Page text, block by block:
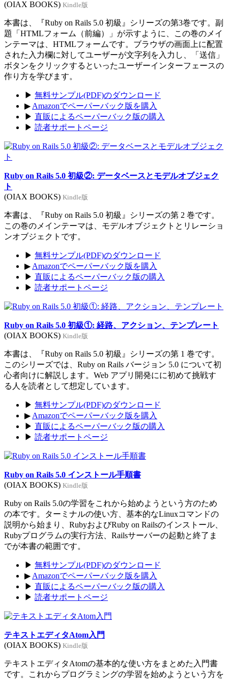
(OIAX BOOKS) Kindle版
本書は、『Ruby on Rails 5.0 初級』シリーズの第3巻です。副
題「HTMLフォーム（前編）」が示すように、この巻のメイ
ンテーマは、HTMLフォームです。ブラウザの画面上に配置
された入力欄に対してユーザーが文字列を入力し、「送信」
ボタンをクリックするといったユーザーインターフェースの
作り方を学びます。
▶ 無料サンプル(PDF)のダウンロード
▶ Amazonでペーパーバック版を購入
▶ 直販によるペーパーバック版の購入
▶ 読者サポートページ
Ruby on Rails 5.0 初級②: データベースとモデルオブジェク
ト
(OIAX BOOKS) Kindle版
本書は、『Ruby on Rails 5.0 初級』シリーズの第 2 巻です。
この巻のメインテーマは、モデルオブジェクトとリレーショ
ンオブジェクトです。
▶ 無料サンプル(PDF)のダウンロード
▶ Amazonでペーパーバック版を購入
▶ 直販によるペーパーバック版の購入
▶ 読者サポートページ
Ruby on Rails 5.0 初級①: 経路、アクション、テンプレート
(OIAX BOOKS) Kindle版
本書は、『Ruby on Rails 5.0 初級』シリーズの第 1 巻です。
このシリーズでは、Ruby on Rails バージョン 5.0 について初
心者向けに解説します。Web アプリ開発にに初めて挑戦す
る人を読者として想定しています。
▶ 無料サンプル(PDF)のダウンロード
▶ Amazonでペーパーバック版を購入
▶ 直販によるペーパーバック版の購入
▶ 読者サポートページ
Ruby on Rails 5.0 インストール手順書
(OIAX BOOKS) Kindle版
Ruby on Rails 5.0の学習をこれから始めようという方のため
の本です。ターミナルの使い方、基本的なLinuxコマンドの
説明から始まり、RubyおよびRuby on Railsのインストール、
Rubyプログラムの実行方法、Railsサーバーの起動と終了ま
でが本書の範囲です。
▶ 無料サンプル(PDF)のダウンロード
▶ Amazonでペーパーバック版を購入
▶ 直販によるペーパーバック版の購入
▶ 読者サポートページ
テキストエディタAtom入門
(OIAX BOOKS) Kindle版
テキストエディタAtomの基本的な使い方をまとめた入門書
です。これからプログラミングの学習を始めようという方を